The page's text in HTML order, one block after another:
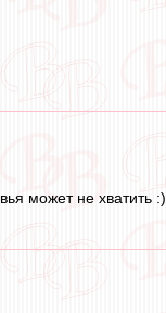
может не хватить :)